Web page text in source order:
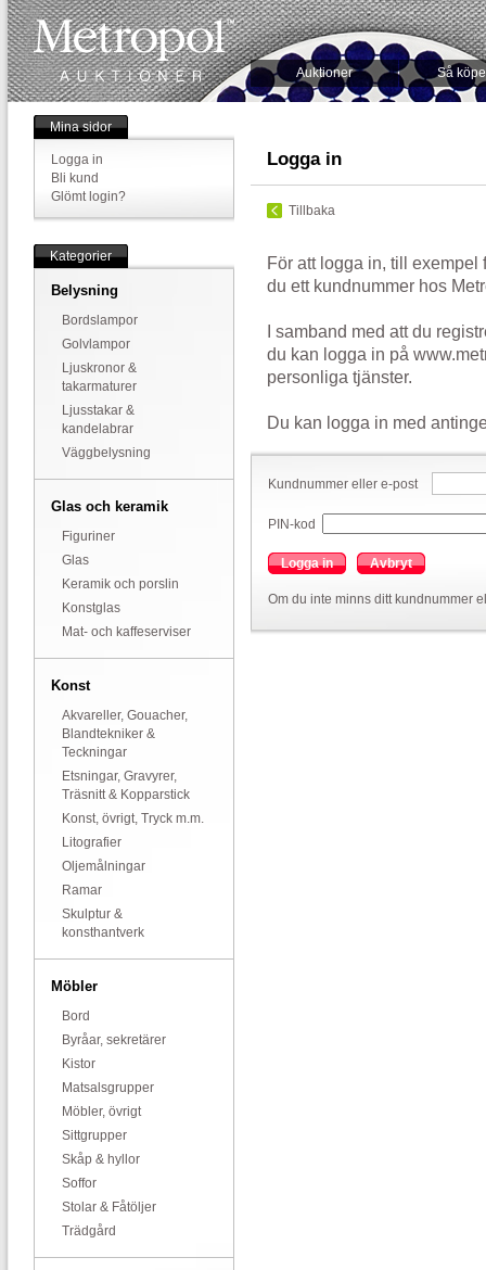
Auktioner Så
Mina sidor
Logga in
Bli kund
Glömt login?
Kategorier
Belysning
Bordslampor
Golvlampor
Ljuskronor &
takarmaturer
Ljusstakar &
kandelabrar
Väggbelysning
Glas och keramik
Figuriner
Glas
Keramik och porslin
Konstglas
Mat- och kaffeserviser
Konst
Akvareller, Gouacher,
Blandtekniker &
Teckningar
Etsningar, Gravyrer,
Träsnitt & Kopparstick
Konst, övrigt, Tryck m.m.
Litografier
Oljemålningar
Ramar
Skulptur &
konsthantverk
Möbler
Bord
Byråar, sekretärer
Kistor
Matsalsgrupper
Möbler, övrigt
Sittgrupper
Skåp & hyllor
Soffor
Stolar & Fåtöljer
Trädgård
Logga in
Tillbaka
För att logga in, till exempel
du ett kundnummer hos
I samband med att du
du kan logga in på
personliga tjänster.
Du kan logga in med
Kundnummer eller e-post
PIN-kod
Logga in Avbryt
Om du inte minns ditt kundnummer